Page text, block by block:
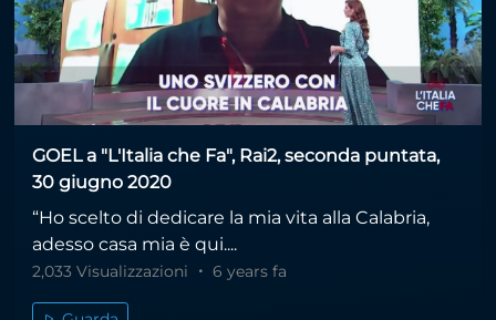
GOEL a "L'Italia che Fa", Rai2, seconda puntata,
30 giugno 2020
“Ho scelto di dedicare la mia vita alla Calabria,
adesso casa mia è qui....
2,033 Visualizzazioni 6 years fa